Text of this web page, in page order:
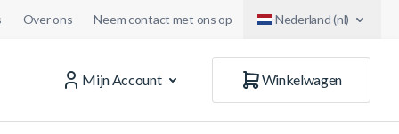
Over ons Neem contact met ons op Nederland (nl)
Mijn Account
Winkelwagen